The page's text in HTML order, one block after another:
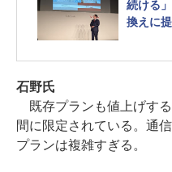
続ける
換えに
石野氏
既存プランも値上げす
間に限定されている。通
プランは複雑すぎる。